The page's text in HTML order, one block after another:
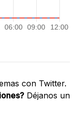
con Twitter.
Déjanos un